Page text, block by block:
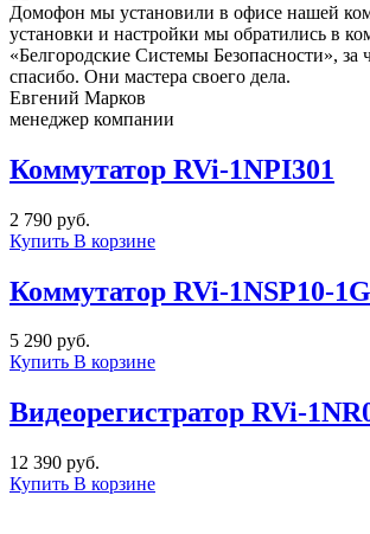
Домофон мы установили в офисе нашей
установки и настройки мы обратились в
«Белгородские Системы Безопасности», за
спасибо. Они мастера своего дела.
Евгений Марков
менеджер компании
Коммутатор RVi-1NPI301
2 790 руб.
Купить В корзине
Коммутатор RVi-1NSP10-1G
5 290 руб.
Купить В корзине
Видеорегистратор RVi-
12 390 руб.
Купить В корзине